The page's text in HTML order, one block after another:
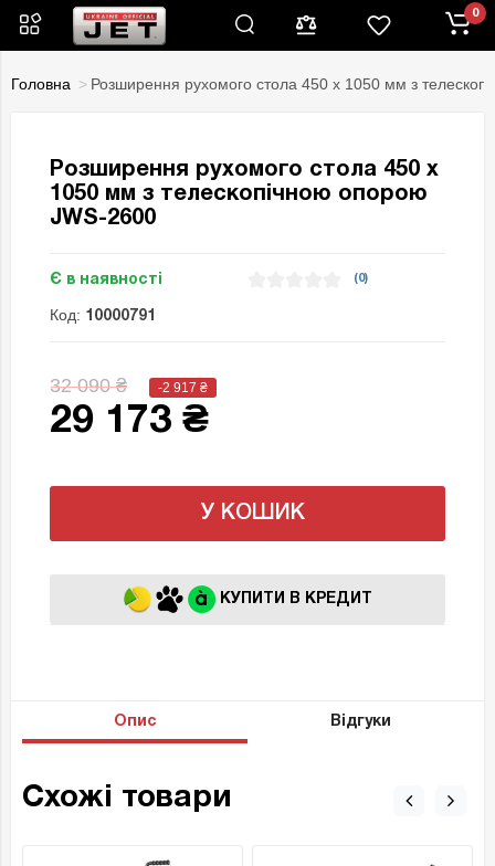
0
Головна Розширення рухомого стола 450 х 1050 мм з
Розширення рухомого стола 450 х
1050 мм з телескопічною опорою
JWS-2600
Є в наявності (0)
Код: 10000791
32 090 ₴ -2 917 ₴
29 173 ₴
У КОШИК
КУПИТИ В КРЕДИТ
Опис Відгуки
Схожі товари